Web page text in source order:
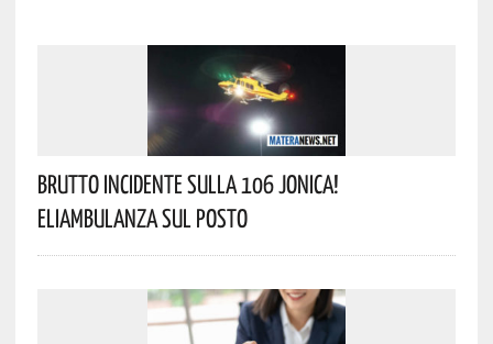
Brutto Incidente Sulla 106 Jonica!
Eliambulanza Sul Posto